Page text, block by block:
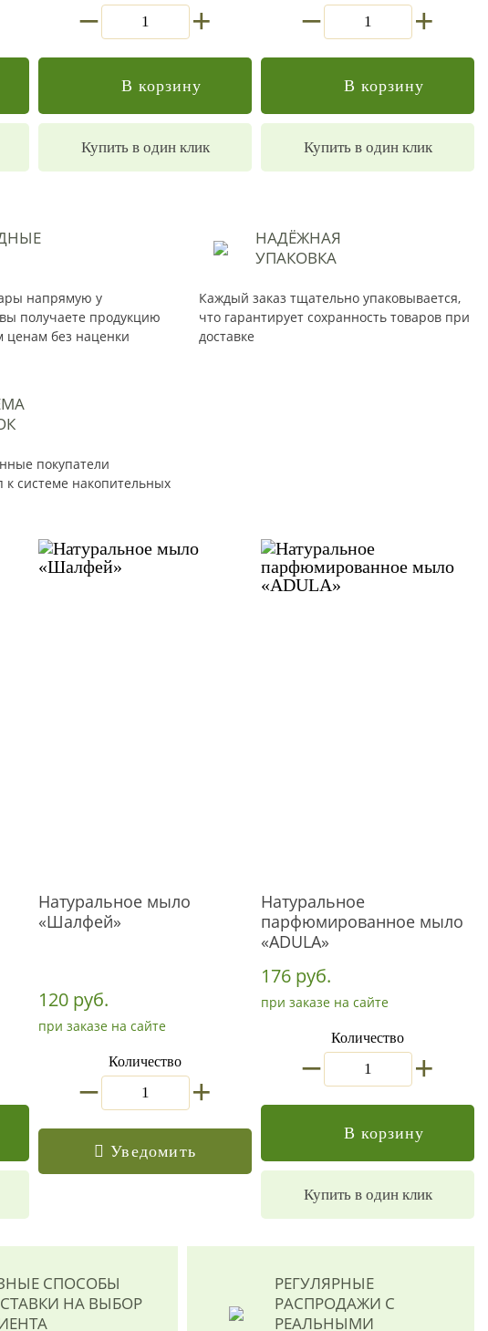
+
В корзину
Купить в один клик
+
В корзину
Купить в один клик
напрямую у
получаете продукцию
без наценки
НАДЁЖНАЯ
УПАКОВКА
Каждый заказ тщательно упаковывается,
что гарантирует сохранность товаров при
доставке
покупатели
к системе накопительных
Натуральное мыло
«Шалфей»
120 руб.
при заказе на сайте
Количество
+
Уведомить
Натуральное
парфюмированное мыло
«ADULA»
176 руб.
при заказе на сайте
Количество
+
В корзину
Купить в один клик
СПОСОБЫ
НА ВЫБОР
РЕГУЛЯРНЫЕ
РАСПРОДАЖИ С
РЕАЛЬНЫМИ